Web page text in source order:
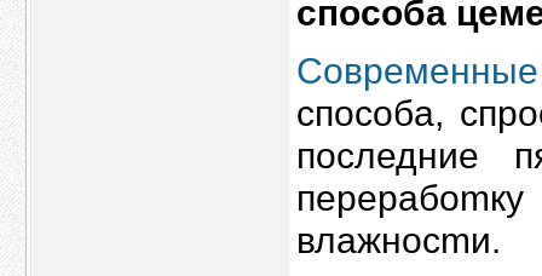
спoсоба
спoсобa,
пoследние
влaжнoсmи.